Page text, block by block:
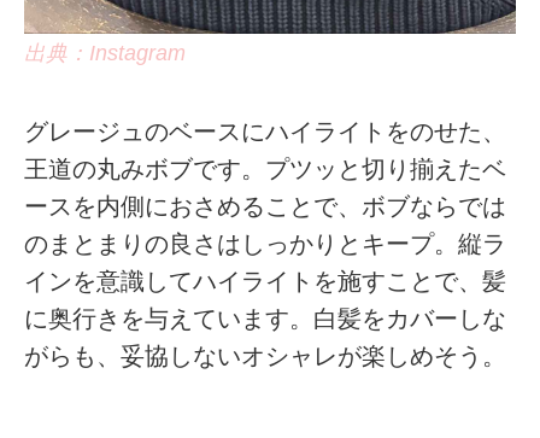
出典：Instagram
グレージュのベースにハイライトをのせた、
王道の丸みボブです。プツッと切り揃えたベ
ースを内側におさめることで、ボブならでは
のまとまりの良さはしっかりとキープ。縦ラ
インを意識してハイライトを施すことで、髪
に奥行きを与えています。白髪をカバーしな
がらも、妥協しないオシャレが楽しめそう。